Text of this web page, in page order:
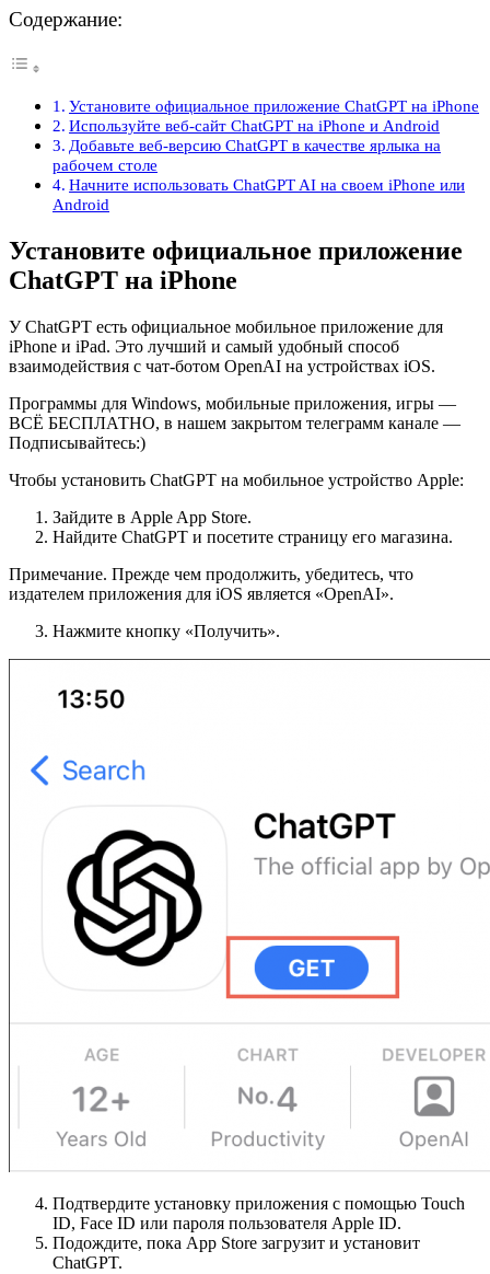
Содержание:
Установите официальное приложение ChatGPT на iPhone
Используйте веб-сайт ChatGPT на iPhone и Android
Добавьте веб-версию ChatGPT в качестве ярлыка на
рабочем столе
Начните использовать ChatGPT AI на своем iPhone или
Android
Установите официальное приложение
ChatGPT на iPhone
У ChatGPT есть официальное мобильное приложение для
iPhone и iPad. Это лучший и самый удобный способ
взаимодействия с чат-ботом OpenAI на устройствах iOS.
Программы для Windows, мобильные приложения, игры —
ВСЁ БЕСПЛАТНО, в нашем закрытом телеграмм канале —
Подписывайтесь:)
Чтобы установить ChatGPT на мобильное устройство Apple:
Зайдите в Apple App Store.
Найдите ChatGPT и посетите страницу его магазина.
Примечание. Прежде чем продолжить, убедитесь, что
издателем приложения для iOS является «OpenAI».
Нажмите кнопку «Получить».
Подтвердите установку приложения с помощью Touch
ID, Face ID или пароля пользователя Apple ID.
Подождите, пока App Store загрузит и установит
ChatGPT.